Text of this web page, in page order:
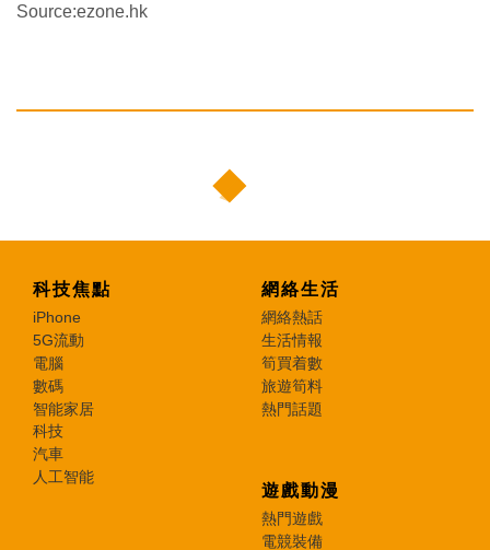
Source:ezone.hk
科技焦點
iPhone
5G流動
電腦
數碼
智能家居
科技
汽車
人工智能
網絡生活
網絡熱話
生活情報
筍買着數
旅遊筍料
熱門話題
遊戲動漫
熱門遊戲
電競裝備